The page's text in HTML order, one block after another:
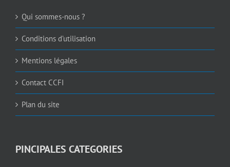
Qui sommes-nous ?
Conditions d’utilisation
Mentions légales
Contact CCFI
Plan du site
PINCIPALES CATEGORIES